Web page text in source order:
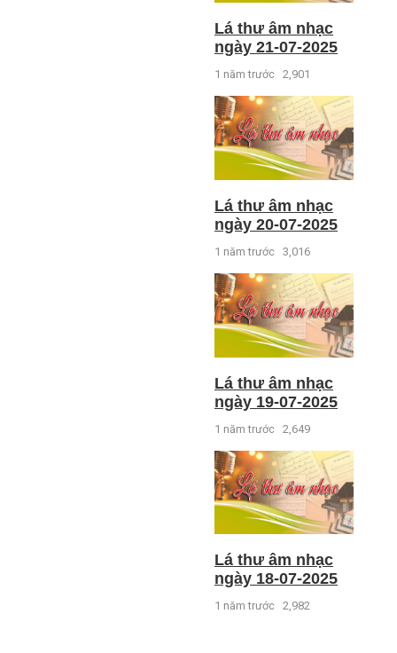
Lá thư âm nhạc
ngày 21-07-2025
1 năm trước 2,901
Lá thư âm nhạc
ngày 20-07-2025
1 năm trước 3,016
Lá thư âm nhạc
ngày 19-07-2025
1 năm trước 2,649
Lá thư âm nhạc
ngày 18-07-2025
1 năm trước 2,982